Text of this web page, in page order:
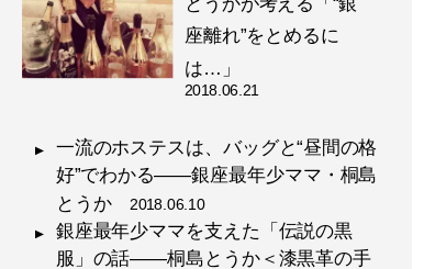
座離れ”をとめるに
は…」
2018.06.21
一流のホステスは、バッグと“昼間の格
好”でわかる――銀座最年少ママ・桐島
とうか 2018.06.10
銀座最年少ママを支えた「伝説の黒
服」の話――桐島とうか＜漆黒革の手